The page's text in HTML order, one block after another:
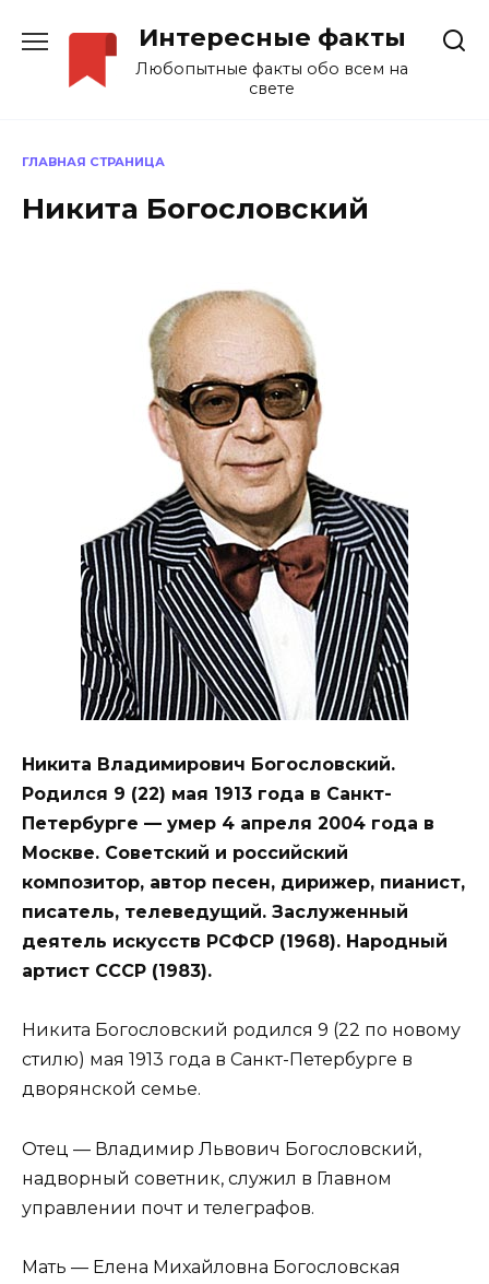
содержанию
Интересные факты
Любопытные факты обо всем на
свете
ГЛАВНАЯ СТРАНИЦА
Никита Богословский
Никита Владимирович Богословский.
Родился 9 (22) мая 1913 года в Санкт-
Петербурге — умер 4 апреля 2004 года в
Москве. Советский и российский
композитор, автор песен, дирижер, пианист,
писатель, телеведущий. Заслуженный
деятель искусств РСФСР (1968). Народный
артист СССР (1983).
Никита Богословский родился 9 (22 по новому
стилю) мая 1913 года в Санкт-Петербурге в
дворянской семье.
Отец — Владимир Львович Богословский,
надворный советник, служил в Главном
управлении почт и телеграфов.
Мать — Елена Михайловна Богословская